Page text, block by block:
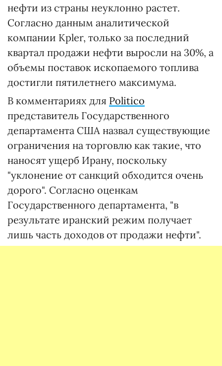
нефти из страны неуклонно растет.
Согласно данным аналитической
компании Kpler, только за последний
квартал продажи нефти выросли на 30%, а
объемы поставок ископаемого топлива
достигли пятилетнего максимума.
В комментариях для Politico
представитель Государственного
департамента США назвал существующие
ограничения на торговлю как такие, что
наносят ущерб Ирану, поскольку
"уклонение от санкций обходится очень
дорого". Согласно оценкам
Государственного департамента, "в
результате иранский режим получает
лишь часть доходов от продажи нефти".